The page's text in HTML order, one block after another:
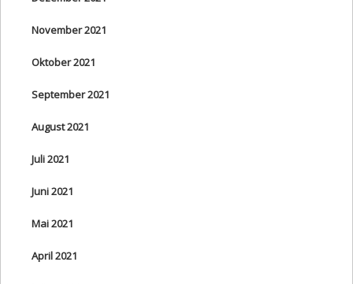
November 2021
Oktober 2021
September 2021
August 2021
Juli 2021
Juni 2021
Mai 2021
April 2021